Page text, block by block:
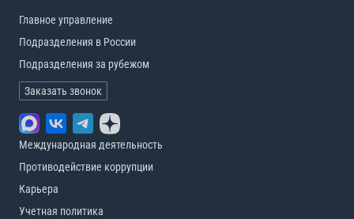
Главное управление
Подразделения в России
Подразделения за рубежом
Заказать звонок
Международная деятельность
Противодействие коррупции
Карьера
Учетная политика